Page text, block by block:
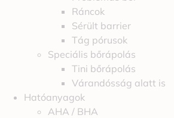
Ráncok
Sérült barrier
Tág pórusok
Speciális bőrápolás
Tini bőrápolás
Várandósság alatt is
Hatóanyagok
AHA / BHA